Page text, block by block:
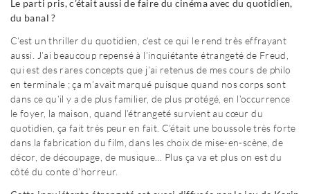
Le parti pris, c’était aussi de faire du cinéma avec du quotidien,
du banal ?
C’est un thriller du quotidien, c’est ce qui le rend très effrayant
aussi. J’ai beaucoup repensé à l’inquiétante étrangeté de Freud,
qui est des rares concepts que j’ai retenus de mes cours de philo
en terminale ; ça m’avait marqué puisque quand nos corps sont
dans ce qu’il y a de plus familier, de plus protégé, en l’occurrence
le foyer, la maison, quand l’étrangeté survient au cœur du
quotidien, ça fait très peur en fait. C’était une boussole très forte
dans la fabrication du film, dans les choix de mise-en-scène, de
décor, de découpage, de musique… Plus ça va et plus on est du
côté du conte d’horreur.